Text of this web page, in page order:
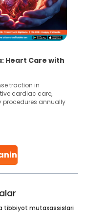
Heart Care with
traction in
cardiac care,
procedures annually
angioplasty and
tibbiyot mutaxassislari